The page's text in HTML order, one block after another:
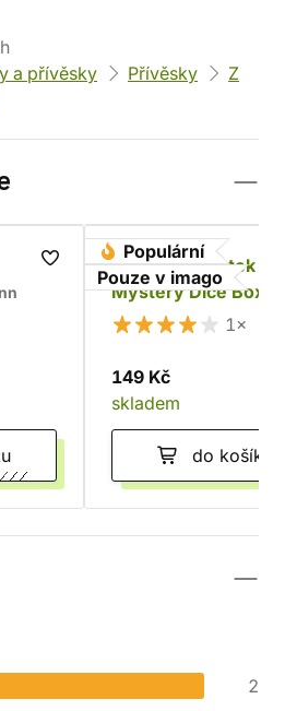
a přívěsky Přívěsky
Z
Populární
Pouze v imago
Sada RPG kostek -
Mystery Dice Box
1×
149 Kč
skladem
do košíku
2